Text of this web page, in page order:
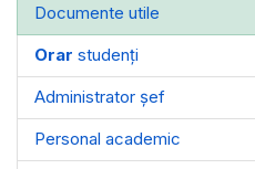
Documente utile
Orar studenți
Administrator șef
Personal academic